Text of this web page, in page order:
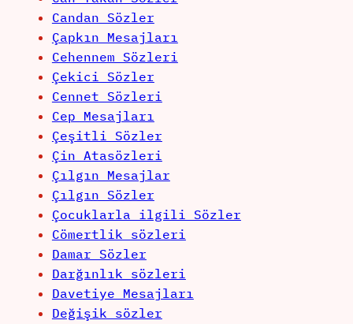
Candan Sözler
Çapkın Mesajları
Cehennem Sözleri
Çekici Sözler
Cennet Sözleri
Cep Mesajları
Çeşitli Sözler
Çin Atasözleri
Çılgın Mesajlar
Çılgın Sözler
Çocuklarla ilgili Sözler
Cömertlik sözleri
Damar Sözler
Darğınlık sözleri
Davetiye Mesajları
Değişik sözler